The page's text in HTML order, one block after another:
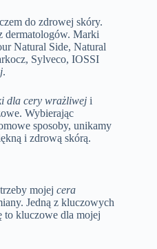
do zdrowej skóry.
dermatologów. Marki
Natural Side, Natural
Sylveco, IOSSI
.
dla cery wrażliwej i
Wybierając
sposoby, unikamy
i zdrową skórą.
mojej cera
Jedną z kluczowych
to kluczowe dla mojej